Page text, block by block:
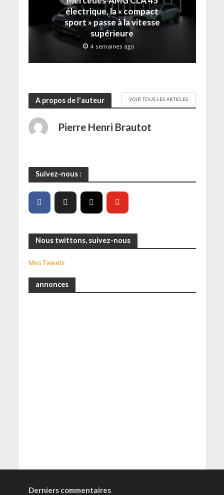
)
électrique, la « compact
sport » passe à la vitesse
supérieure
4 semaines ago
A propos de l'auteur VOIR TOUS LES ARTICLES
Pierre Henri Brautot
Suivez-nous :
Nous twittons, suivez-nous
Mes Tweets
annonces
Derniers commentaires